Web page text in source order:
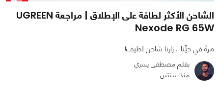
الشاحن الأكثر لطافة على الإطلاق | مراجعة UGREEN
Nexode RG 65W
مرةً في حيِّنا .. زارنا شاحن لطيف!
بقلم مصطفى يسري
منذ سنتين